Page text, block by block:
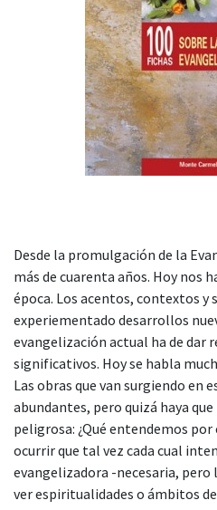
Desde la promulgación de la
más de cuarenta años. Hoy nos
época. Los acentos, contextos y
experiementado desarrollos
evangelización actual ha de dar
significativos. Hoy se habla
Las obras que van surgiendo en
abundantes, pero quizá haya
peligrosa: ¿Qué entendemos
ocurrir que tal vez cada cual
evangelizadora -necesaria, pero
ver espiritualidades o ámbitos